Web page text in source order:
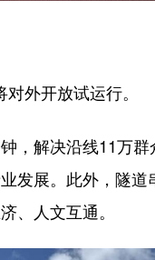
外开放试运行。
，解决沿线11万
发展。此外，隧
、人文互通。